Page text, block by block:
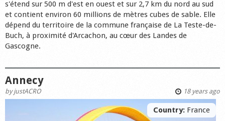
s'étend sur 500 m d'est en ouest et sur 2,7 km du nord au sud
et contient environ 60 millions de mètres cubes de sable. Elle
dépend du territoire de la commune française de La Teste-de-
Buch, à proximité d'Arcachon, au cœur des Landes de
Gascogne.
Annecy
byjustACRO 18 years ago
Country: France